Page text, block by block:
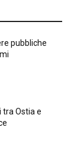
pubbliche
tra Ostia e